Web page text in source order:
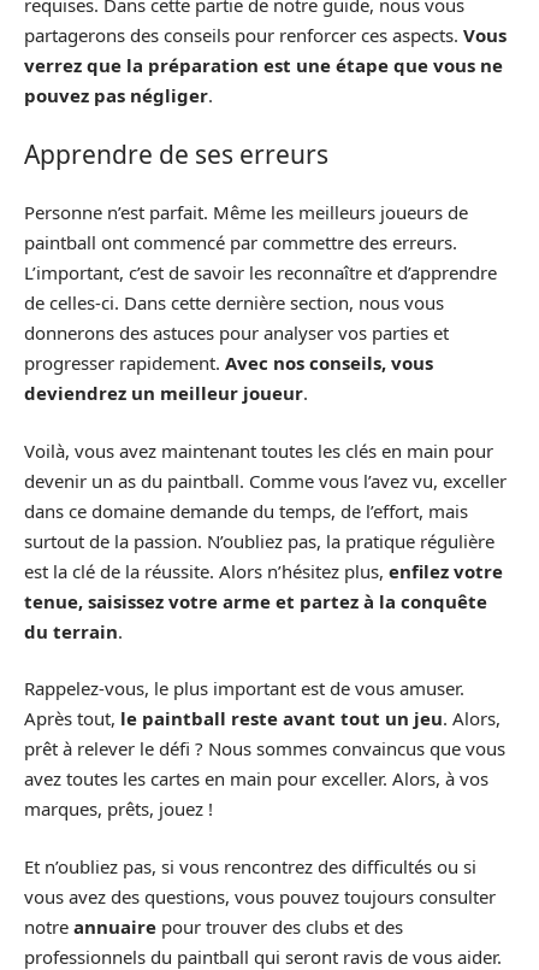
requises. Dans cette partie de notre guide, nous vous
partagerons des conseils pour renforcer ces aspects. Vous
verrez que la préparation est une étape que vous ne
pouvez pas négliger.
Apprendre de ses erreurs
Personne n’est parfait. Même les meilleurs joueurs de
paintball ont commencé par commettre des erreurs.
L’important, c’est de savoir les reconnaître et d’apprendre
de celles-ci. Dans cette dernière section, nous vous
donnerons des astuces pour analyser vos parties et
progresser rapidement. Avec nos conseils, vous
deviendrez un meilleur joueur.
Voilà, vous avez maintenant toutes les clés en main pour
devenir un as du paintball. Comme vous l’avez vu, exceller
dans ce domaine demande du temps, de l’effort, mais
surtout de la passion. N’oubliez pas, la pratique régulière
est la clé de la réussite. Alors n’hésitez plus, enfilez votre
tenue, saisissez votre arme et partez à la conquête
du terrain.
Rappelez-vous, le plus important est de vous amuser.
Après tout, le paintball reste avant tout un jeu. Alors,
prêt à relever le défi ? Nous sommes convaincus que vous
avez toutes les cartes en main pour exceller. Alors, à vos
marques, prêts, jouez !
Et n’oubliez pas, si vous rencontrez des difficultés ou si
vous avez des questions, vous pouvez toujours consulter
notre annuaire pour trouver des clubs et des
professionnels du paintball qui seront ravis de vous aider.